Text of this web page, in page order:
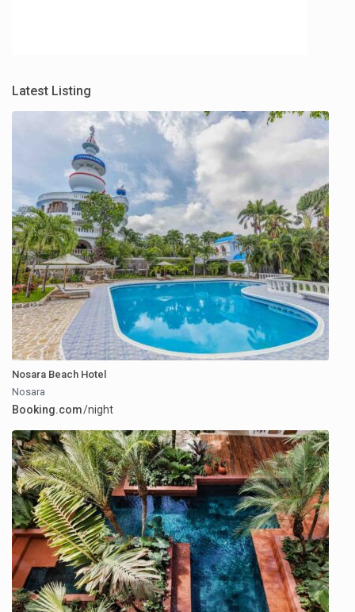
Latest Listing
Nosara Beach Hotel
Nosara
Booking.com/night